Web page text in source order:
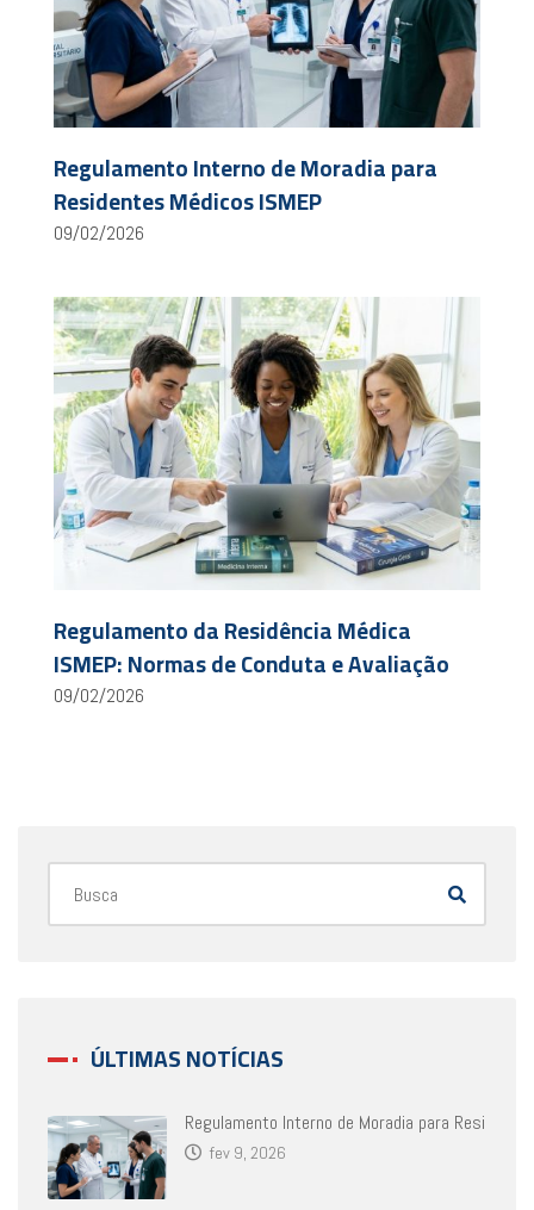
Regulamento Interno de Moradia para
Residentes Médicos ISMEP
09/02/2026
Regulamento da Residência Médica
ISMEP: Normas de Conduta e Avaliação
09/02/2026
ÚLTIMAS NOTÍCIAS
Regulamento Interno de Moradia para Resi
fev 9, 2026